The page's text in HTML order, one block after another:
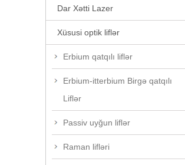
Dar Xətti Lazer
Xüsusi optik liflər
Erbium qatqılı liflər
Erbium-itterbium Birgə qatqılı
Liflər
Passiv uyğun liflər
Raman lifləri